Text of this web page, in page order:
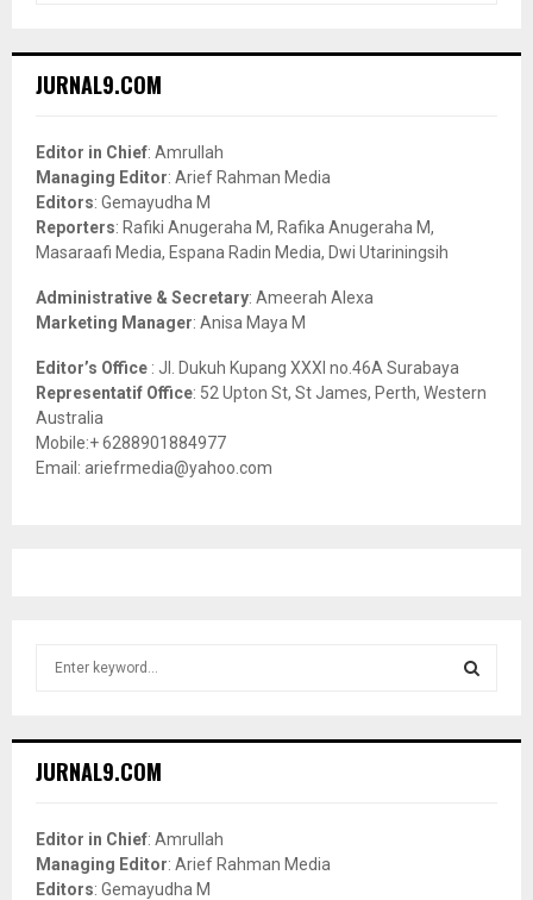
h
o
r
:
JURNAL9.COM
Editor in Chief: Amrullah
Managing Editor: Arief Rahman Media
Editors: Gemayudha M
Reporters: Rafiki Anugeraha M, Rafika Anugeraha M,
Masaraafi Media, Espana Radin Media, Dwi Utariningsih
Administrative & Secretary: Ameerah Alexa
Marketing Manager: Anisa Maya M
Editor’s Office : Jl. Dukuh Kupang XXXI no.46A Surabaya
Representatif Office: 52 Upton St, St James, Perth, Western
Australia
Mobile:+ 6288901884977
Email: ariefrmedia@yahoo.com
h
o
r
:
JURNAL9.COM
Editor in Chief: Amrullah
Managing Editor: Arief Rahman Media
Editors: Gemayudha M